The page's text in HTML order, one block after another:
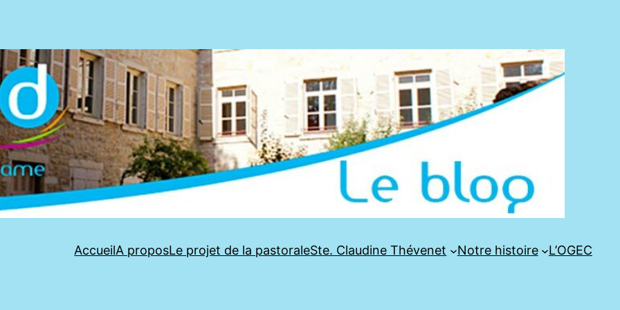
AccueilA proposLe projet de la pastoraleSte. Claudine Thévenet Notre histoire L’OGEC